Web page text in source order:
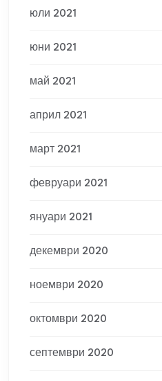
юли 2021
юни 2021
май 2021
април 2021
март 2021
февруари 2021
януари 2021
декември 2020
ноември 2020
октомври 2020
септември 2020